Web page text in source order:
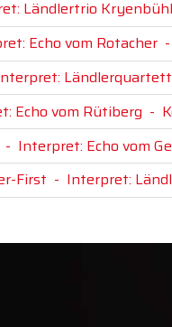
Ländlertrio
Echo vom Rotacher-
Echo vom Rütiberg -
- Interpret: Echo vom
First - Interpret: